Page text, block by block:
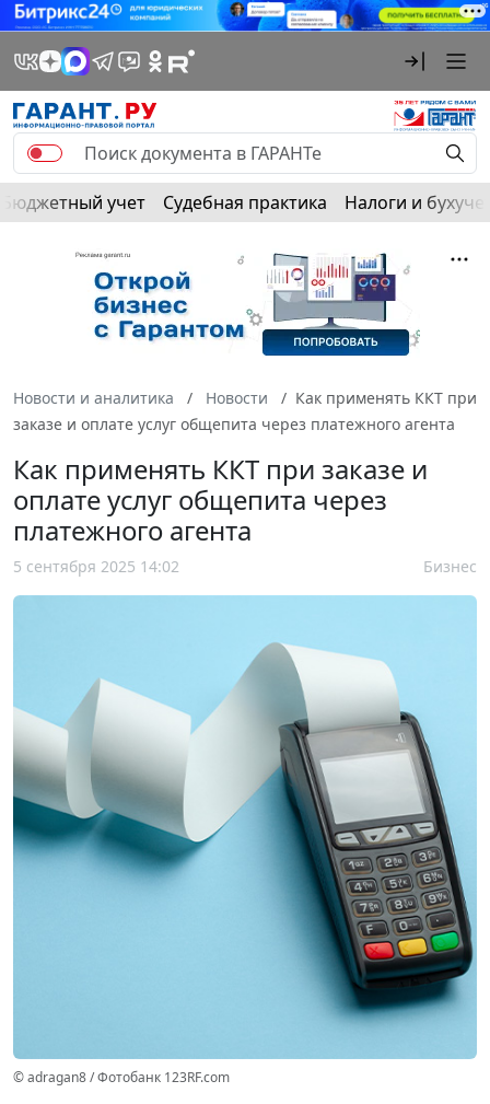
Бюджетный учет Судебная практика Налоги и
Новости и аналитика Новости
Как применять ККТ при
заказе и оплате услуг общепита через платежного агента
Как применять ККТ при заказе и
оплате услуг общепита через
платежного агента
5 сентября 2025 14:02 Бизнес
© adragan8 / Фотобанк 123RF.com